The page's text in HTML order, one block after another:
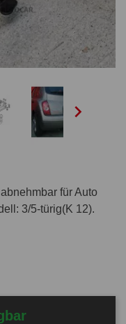

für Auto
3/5-türig(K 12).